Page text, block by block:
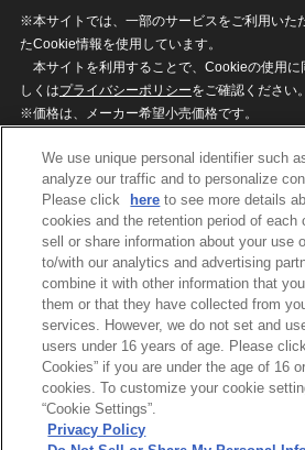
※本サイトでは、一部のサービスをご利用いた
たCookie情報を使用しています。
本サイトを利用することで、Cookieの使用に
しくはプライバシーポリシーをご確認ください。
※価格は、メーカー希望小売価格です。
ざいますのでご了承ください。
privacypolicy
Do
ウェブサイトご利用条件
ソ
個人情報保護方針
お
©BANDAI
We use unique personal identifier such
analyze our traffic and to personalize
Please click
here to see more details
cookies and the retention period of each
sell or share information about your use
to/with our analytics and advertising
combine it with other information that
them or that they have collected from
services. However, we do not set and
users under 16 years of age. Please click
Cookies” if you are under the age of 16
cookies. To customize your cookie
“Cookie Settings”.
Privacy Policy